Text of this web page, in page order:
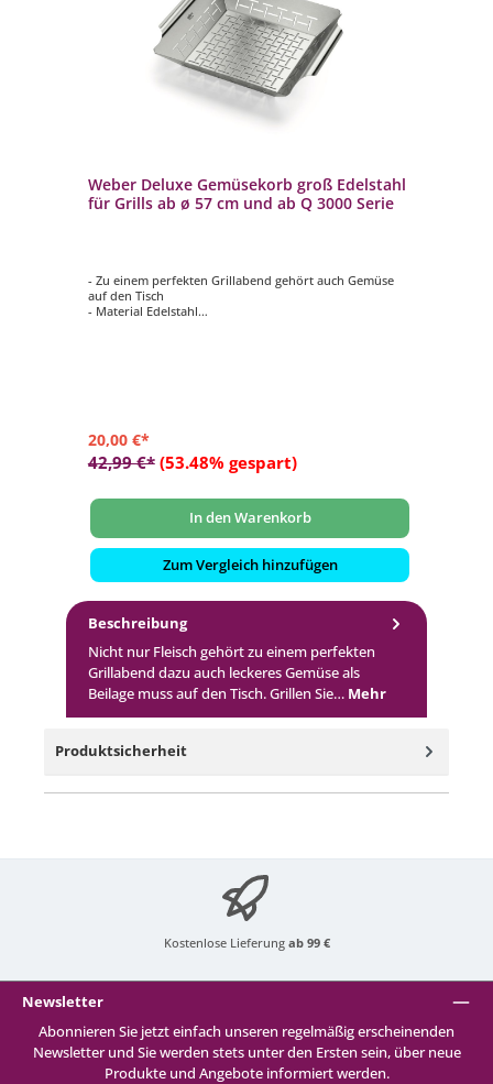
Weber Deluxe Gemüsekorb groß Edelstahl
für Grills ab ø 57 cm und ab Q 3000 Serie
- Zu einem perfekten Grillabend gehört auch Gemüse
auf den Tisch
- Material Edelstahl
20,00 €*
42,99 €* (53.48% gespart)
In den Warenkorb
Zum Vergleich hinzufügen
Beschreibung
Nicht nur Fleisch gehört zu einem perfekten
Grillabend dazu auch leckeres Gemüse als
Beilage muss auf den Tisch. Grillen Sie… Mehr
Produktsicherheit
Kostenlose Lieferung ab 99 €
Newsletter
Abonnieren Sie jetzt einfach unseren regelmäßig erscheinenden
Newsletter und Sie werden stets unter den Ersten sein, über neue
Produkte und Angebote informiert werden.